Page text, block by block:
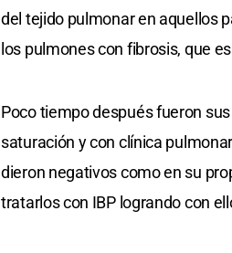
del tejido pulmonar en aquellos
los pulmones con fibrosis, que
Poco tiempo después fueron
saturación y con clínica
dieron negativos como en su
tratarlos con IBP logrando con